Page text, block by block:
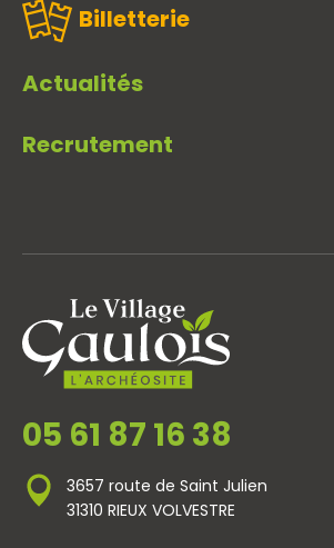
Billetterie
Actualités
Recrutement
05 61 87 16 38
3657 route de Saint Julien
31310 RIEUX VOLVESTRE